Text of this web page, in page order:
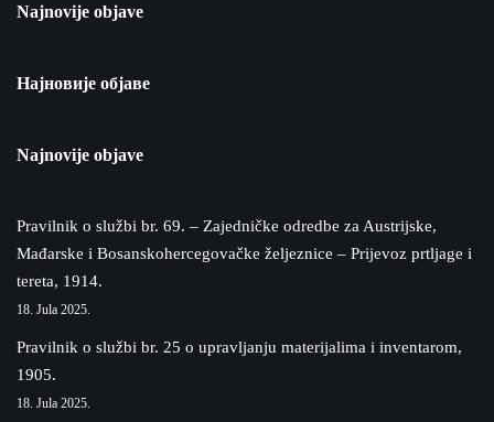
Najnovije objave
Најновије објаве
Najnovije objave
Pravilnik o službi br. 69. – Zajedničke odredbe za Austrijske,
Mađarske i Bosanskohercegovačke željeznice – Prijevoz prtljage i
tereta, 1914.
18. Jula 2025.
Pravilnik o službi br. 25 o upravljanju materijalima i inventarom,
1905.
18. Jula 2025.